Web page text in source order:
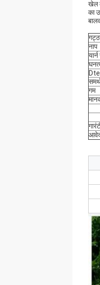
खेल
का
नाप
गम